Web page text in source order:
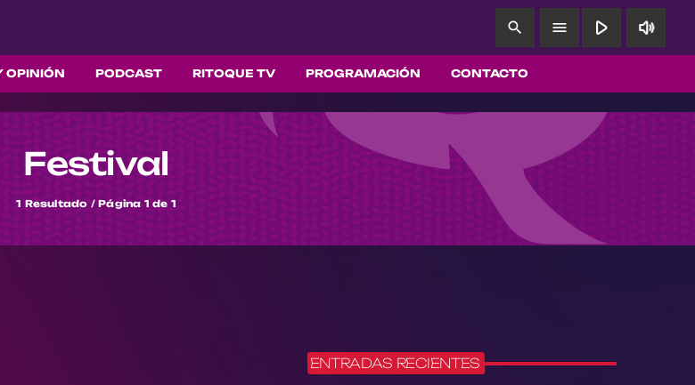
OPINIÓN PODCAST RITOQUE TV PROGRAMACIÓN CONTACTO
search menu play_arrow volume_up
Festival
1 Resultado / Página 1 de 1
ENTRADAS RECIENTES